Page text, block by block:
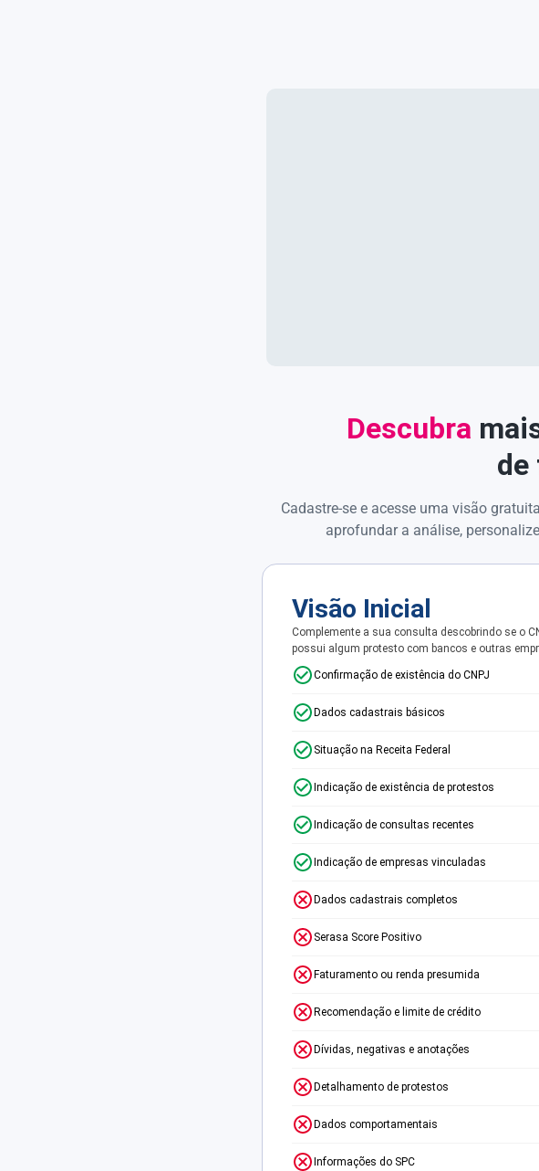
Descubra
de
Cadastre-se e acesse uma visão
aprofundar a análise,
Visão Inicial
Complemente a sua consulta descobrindo se o
possui algum protesto com bancos e outras
Confirmação de existência do CNPJ
Dados cadastrais básicos
Situação na Receita Federal
Indicação de existência de protestos
Indicação de consultas recentes
Indicação de empresas vinculadas
Dados cadastrais completos
Serasa Score Positivo
Faturamento ou renda presumida
Recomendação e limite de crédito
Dívidas, negativas e anotações
Detalhamento de protestos
Dados comportamentais
Informações do SPC